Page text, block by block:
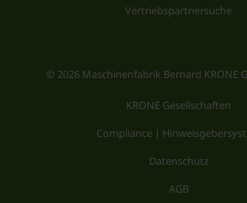
Vertriebspartnersuche
© 2026 Maschinenfabrik Bernard KRONE
KRONE Gesellschaften
Compliance |
Datenschutz
AGB